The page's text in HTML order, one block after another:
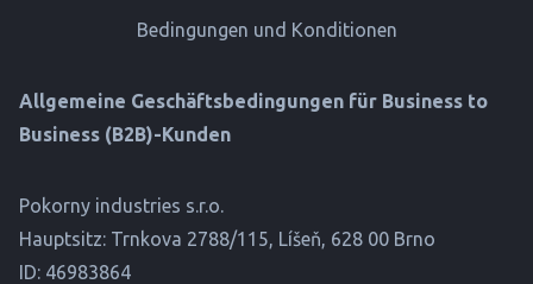
Bedingungen und Konditionen
Allgemeine Geschäftsbedingungen für Business to
Business (B2B)-Kunden
Pokorny industries s.r.o.
Hauptsitz: Trnkova 2788/115, Líšeň, 628 00 Brno
ID: 46983864